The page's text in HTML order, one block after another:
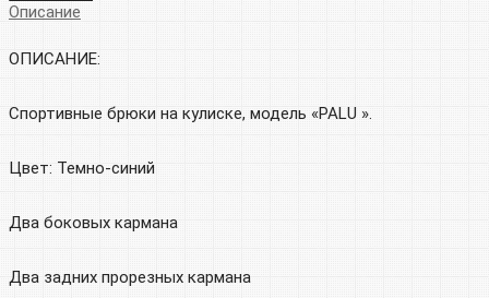
Описание
ОПИСАНИЕ:
Спортивные брюки на кулиске, модель «PALU ».
Цвет: Темно-синий
Два боковых кармана
Два задних прорезных кармана